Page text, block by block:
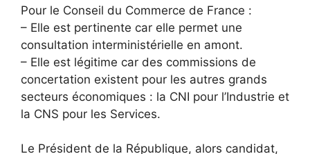
Pour le Conseil du Commerce de France :
– Elle est pertinente car elle permet une
consultation interministérielle en amont.
– Elle est légitime car des commissions de
concertation existent pour les autres grands
secteurs économiques : la CNI pour l’Industrie et
la CNS pour les Services.
Le Président de la République, alors candidat,